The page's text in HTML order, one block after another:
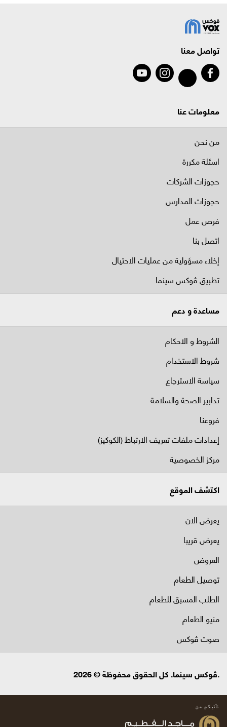
تواصل معنا
معلومات عنا
من نحن
اسئلة مكررة
حجوزات الشركات
حجوزات المدارس
فرص عمل
اتصل بنا
إخلاء مسؤولية من عمليات الاحتيال
تطبيق ڤوكس سينما
مساعدة و دعم
الشروط و الاحكام
شروط الاستخدام
سياسة الاسترجاع
تدابير الصحة والسلامة
فروعنا
إعدادات ملفات تعريف الارتباط (الكوكيز)
مركز الخصوصية
اكتشف الموقع
يعرض الان
يعرض قريبا
العروض
توصيل الطعام
الطلب المسبق للطعام
منيو الطعام
صوت ڤوكس
.ڤوكس سينما. كل الحقوق محفوظة © 2026